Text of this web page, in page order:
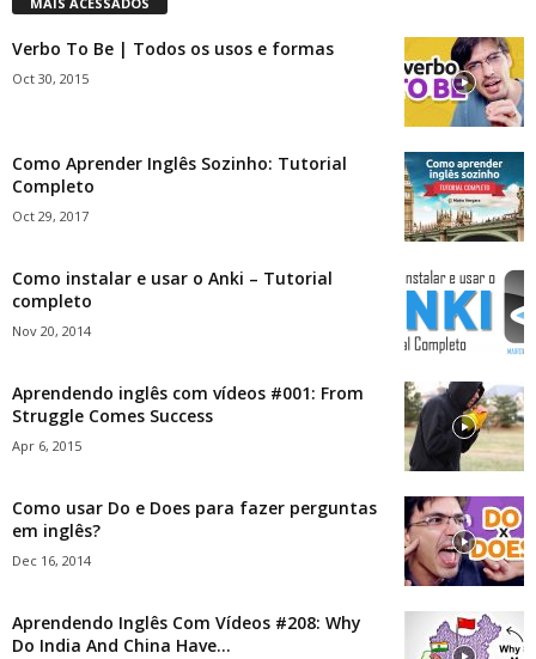
Verbo To Be | Todos os usos e formas
Oct 30, 2015
Como Aprender Inglês Sozinho: Tutorial
Completo
Oct 29, 2017
Como instalar e usar o Anki – Tutorial
completo
Nov 20, 2014
Aprendendo inglês com vídeos #001: From
Struggle Comes Success
Apr 6, 2015
Como usar Do e Does para fazer perguntas
em inglês?
Dec 16, 2014
Aprendendo Inglês Com Vídeos #208: Why
Do India And China Have...